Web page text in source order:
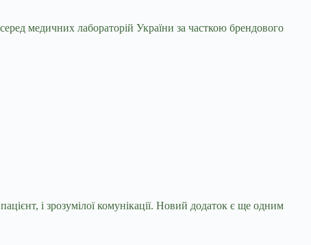
медичних лабораторій України за часткою брендового
і зрозумілої комунікації. Новий додаток є ще одним